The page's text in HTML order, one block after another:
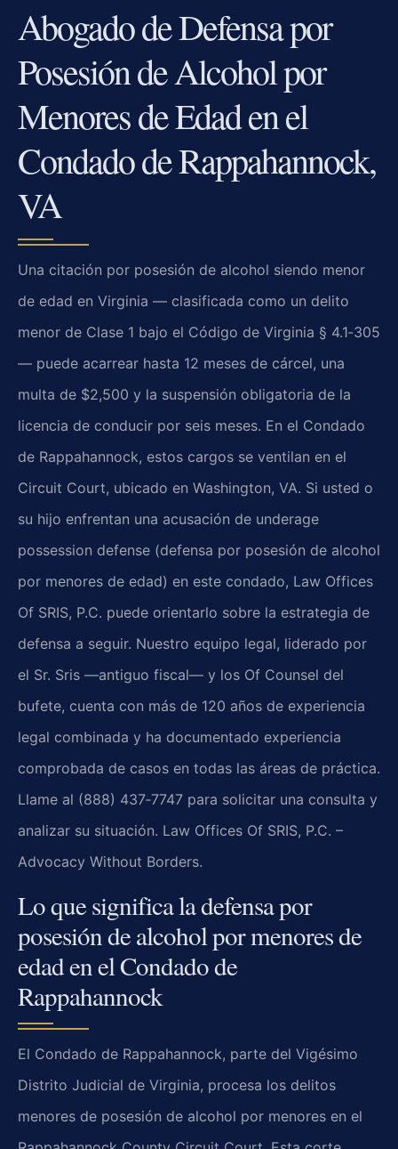
Abogado de Defensa por
Posesión de Alcohol por
Menores de Edad en el
Condado de Rappahannock,
VA
Una citación por posesión de alcohol siendo menor
de edad en Virginia — clasificada como un delito
menor de Clase 1 bajo el Código de Virginia § 4.1‑305
— puede acarrear hasta 12 meses de cárcel, una
multa de $2,500 y la suspensión obligatoria de la
licencia de conducir por seis meses. En el Condado
de Rappahannock, estos cargos se ventilan en el
Circuit Court, ubicado en Washington, VA. Si usted o
su hijo enfrentan una acusación de underage
possession defense (defensa por posesión de alcohol
por menores de edad) en este condado, Law Offices
Of SRIS, P.C. puede orientarlo sobre la estrategia de
defensa a seguir. Nuestro equipo legal, liderado por
el Sr. Sris —antiguo fiscal— y los Of Counsel del
bufete, cuenta con más de 120 años de experiencia
legal combinada y ha documentado experiencia
comprobada de casos en todas las áreas de práctica.
Llame al (888) 437‑7747 para solicitar una consulta y
analizar su situación. Law Offices Of SRIS, P.C. –
Advocacy Without Borders.
Lo que significa la defensa por
posesión de alcohol por menores de
edad en el Condado de
Rappahannock
El Condado de Rappahannock, parte del Vigésimo
Distrito Judicial de Virginia, procesa los delitos
menores de posesión de alcohol por menores en el